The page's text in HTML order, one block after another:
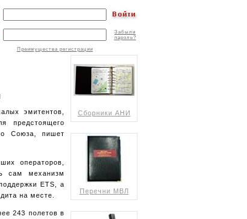
Забыли
пароль?
Преимущества регистрации
эмитентов,
предстоящего
Союза, пишет
операторов,
сам механизм
ETS, а
на месте.
243 полетов в
Сборники АНИ
Перечни МВЛ